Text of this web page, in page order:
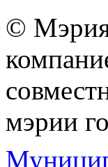
© Мэрия
мэрии